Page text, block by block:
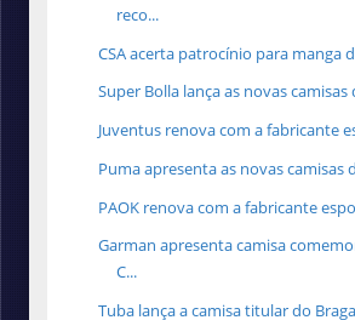
reco...
CSA acerta patrocínio para manga
Super Bolla lança as novas camisas
Juventus renova com a fabricante
Puma apresenta as novas camisas
PAOK renova com a fabricante
Garman apresenta camisa
C...
Tuba lança a camisa titular do